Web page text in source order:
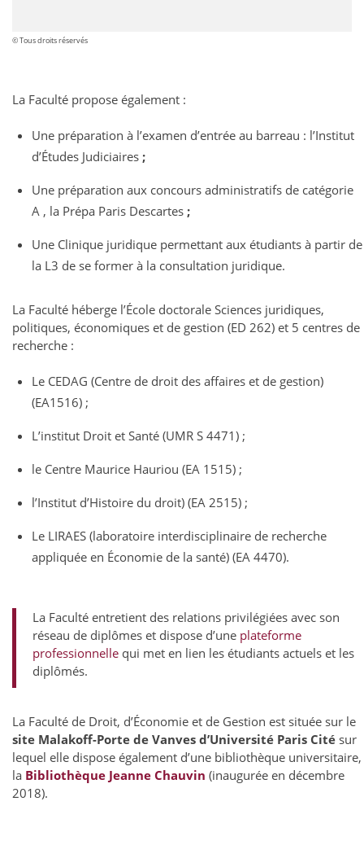
© Tous droits réservés
La Faculté propose également :
Une préparation à l’examen d’entrée au barreau : l’Institut
d’Études Judiciaires ;
Une préparation aux concours administratifs de catégorie
A , la Prépa Paris Descartes ;
Une Clinique juridique permettant aux étudiants à partir de
la L3 de se former à la consultation juridique.
La Faculté héberge l’École doctorale Sciences juridiques,
politiques, économiques et de gestion (ED 262) et 5 centres de
recherche :
Le CEDAG (Centre de droit des affaires et de gestion)
(EA1516) ;
L’institut Droit et Santé (UMR S 4471) ;
le Centre Maurice Hauriou (EA 1515) ;
l’Institut d’Histoire du droit) (EA 2515) ;
Le LIRAES (laboratoire interdisciplinaire de recherche
appliquée en Économie de la santé) (EA 4470).
La Faculté entretient des relations privilégiées avec son
réseau de diplômes et dispose d’une plateforme
professionnelle qui met en lien les étudiants actuels et les
diplômés.
La Faculté de Droit, d’Économie et de Gestion est située sur le
site Malakoff-Porte de Vanves d’Université Paris Cité sur
lequel elle dispose également d’une bibliothèque universitaire,
la Bibliothèque Jeanne Chauvin (inaugurée en décembre
2018).